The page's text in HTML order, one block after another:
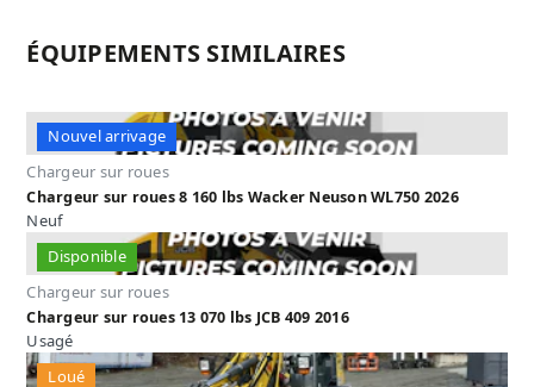
ÉQUIPEMENTS SIMILAIRES
Nouvel arrivage
Chargeur sur roues
Chargeur sur roues 8 160 lbs Wacker Neuson WL750 2026
Neuf
Disponible
Chargeur sur roues
Chargeur sur roues 13 070 lbs JCB 409 2016
Usagé
Loué